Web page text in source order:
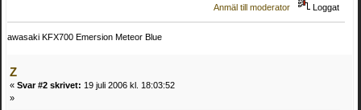
Anmäl till moderator Loggat
awasaki KFX700 Emersion Meteor Blue
Z
« Svar #2 skrivet: 19 juli 2006 kl. 18:03:52
»